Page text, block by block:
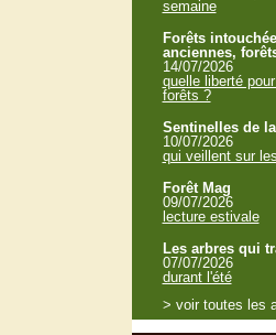
semaine
Forêts
anciennes,
14/07/2026
quelle liberté
forêts ?
Sentinelles de
10/07/2026
qui veillent sur
Forêt Mag
09/07/2026
lecture estivale
Les arbres qui
07/07/2026
durant l'été
> voir toutes les